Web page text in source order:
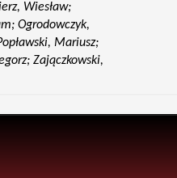
Wiesław;
Ogrodowczyk,
Mariusz;
Zajączkowski,